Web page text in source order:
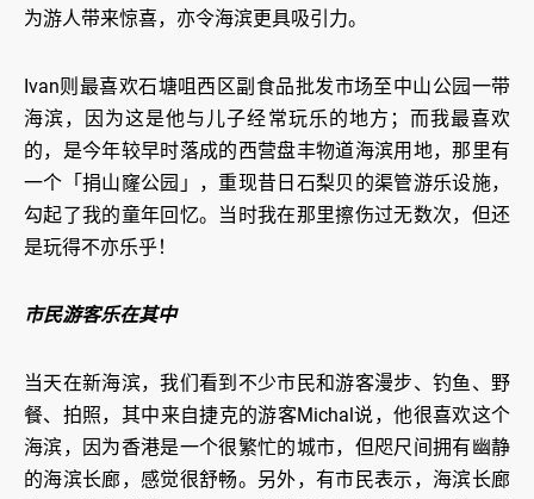
为游人带来惊喜，亦令海滨更具吸引力。
Ivan则最喜欢石塘咀西区副食品批发市场至中山公园一带
海滨，因为这是他与儿子经常玩乐的地方；而我最喜欢
的，是今年较早时落成的西营盘丰物道海滨用地，那里有
一个「捐山窿公园」，重现昔日石梨贝的渠管游乐设施，
勾起了我的童年回忆。当时我在那里擦伤过无数次，但还
是玩得不亦乐乎！
市民游客乐在其中
当天在新海滨，我们看到不少市民和游客漫步、钓鱼、野
餐、拍照，其中来自捷克的游客Michal说，他很喜欢这个
海滨，因为香港是一个很繁忙的城市，但咫尺间拥有幽静
的海滨长廊，感觉很舒畅。另外，有市民表示，海滨长廊